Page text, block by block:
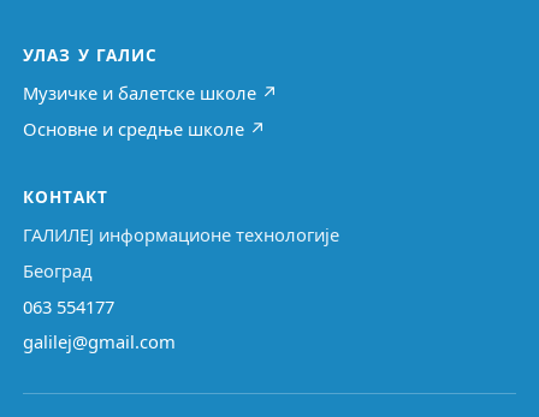
УЛАЗ У ГАЛИС
Музичке и балетске школе ↗
Основне и средње школе ↗
КОНТАКТ
ГАЛИЛЕЈ информационе технологије
Београд
063 554177
galilej@gmail.com